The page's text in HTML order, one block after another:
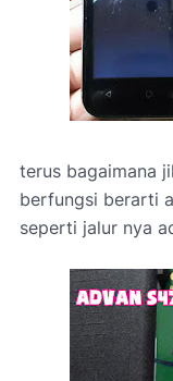
terus bagaimana
berfungsi berarti
seperti jalur nya